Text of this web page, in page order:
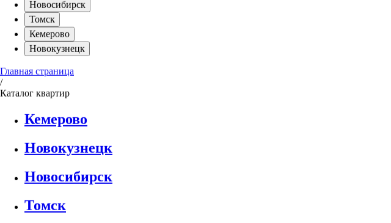
Новосибирск
Томск
Кемерово
Новокузнецк
Главная страница
/
Каталог квартир
Кемерово
Новокузнецк
Новосибирск
Томск